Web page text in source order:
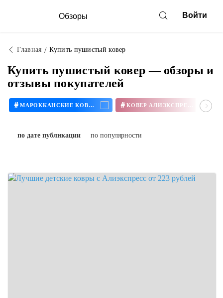
Обзоры Войти
Главная Купить пушистый ковер
Купить пушистый ковер — обзоры и
отзывы покупателей
# МАРОККАНСКИЕ КОВРЫ #
по дате публикации по популярности